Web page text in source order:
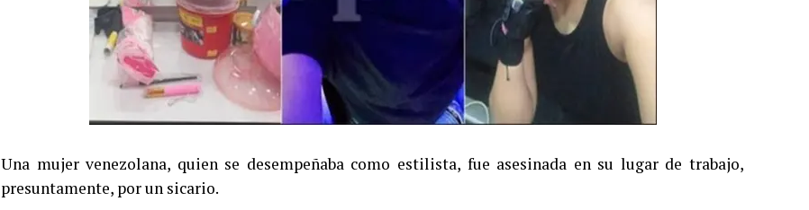
Una mujer venezolana, quien se desempeñaba como estilista, fue asesinada en su lugar de trabajo,
presuntamente, por un sicario.